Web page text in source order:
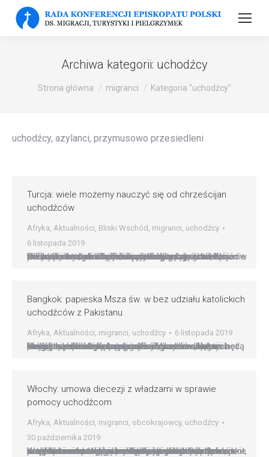
Archiwa kategorii: uchodźcy
Strona główna migranci Kategoria "uchodźcy"
uchodźcy, azylanci, przymusowo przesiedleni
Turcja: wiele możemy nauczyć się od chrześcijan
uchodźców
Afryka, Aktualności, Bliski Wschód , migranci, uchodźcy
6 listopada 2019
Nie możemy być obywatelami drugiej kategorii. Wśród trzech milionów uchodźców, którzy znaleźli schronienie w Turcji jest wielu chrześcijan, którzy żyją w bardzo trudnych warunkach. Tak o sytuacji wyznawców Chrystusa w tym kraju mówi wikariusz apostolski wikariatu Anatolii. Pochodzący z Włoch jezuita, bp Paolo Bizzeti, wskazuje, że choć sytuacja chrześcijan w porównaniu z przeszłością nieco się…
Bangkok: papieska Msza św. w bez udziału katolickich
uchodźców z Pakistanu
Afryka, Aktualności, migranci, uchodźcy 6 listopada 2019
Nielegalni uchodźcy katoliccy w Tajlandii i Japonii cieszą się na wizytę papieża Franciszka w obu tych krajach. Jednak tylko nielegalni migranci w Japonii będą mogli uczestniczyć w papieskiej Mszy św. „Natomiast ok. 1,5 tys. katolickich uchodźców z islamskiego Pakistanu stoi wobec zagrożenia, że w drodze na liturgię z papieżem mogą zostać aresztowani”, powiedział 5 listopada…
Włochy: umowa diecezji z władzami w sprawie
pomocy uchodźcom
Afryka, Aktualności, migranci, obcokrajowcy, uchodźcy
30 października 2019
We Włoszech, w regionie Apulii, diecezja San Severo podpisała z tamtejszymi władzami lokalnymi dokument, na podstawie którego przebywający na ich terenie bezdomni oraz uchodźcy będą mogli starać się o otrzymanie dowodów tożsamości oraz dokumentów zameldowania. Wydarzenie to jest efektem starań, jakie w tej sprawie podjął jałmużnik papieski. Kard. Konrad Krajewski we wrześniu odwiedził przebywających w…